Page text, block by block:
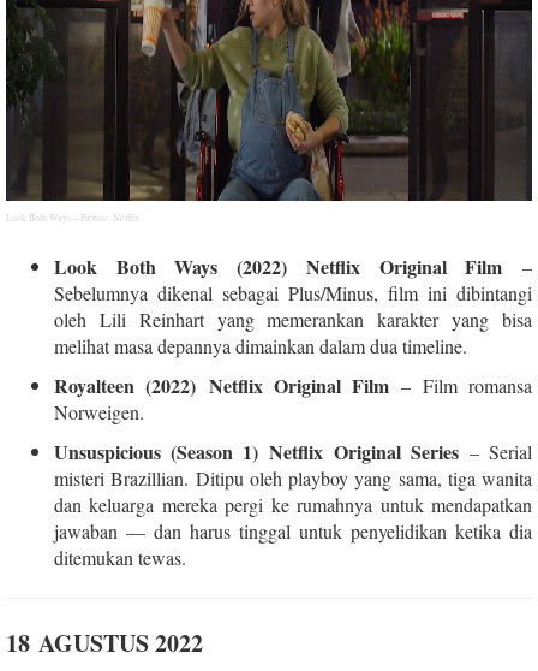
Look Both Ways – Picture: Netflix
Look Both Ways (2022) Netflix Original Film –
Sebelumnya dikenal sebagai Plus/Minus, film ini dibintangi
oleh Lili Reinhart yang memerankan karakter yang bisa
melihat masa depannya dimainkan dalam dua timeline.
Royalteen (2022) Netflix Original Film – Film romansa
Norweigen.
Unsuspicious (Season 1) Netflix Original Series– Serial
misteri Brazillian. Ditipu oleh playboy yang sama, tiga wanita
dan keluarga mereka pergi ke rumahnya untuk mendapatkan
jawaban — dan harus tinggal untuk penyelidikan ketika dia
ditemukan tewas.
18 AGUSTUS 2022